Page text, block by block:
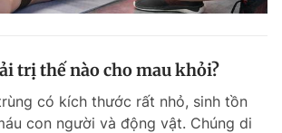
trị thế nào cho mau khỏi?
có kích thước rất nhỏ, sinh tồn
con người và động vật. Chúng di